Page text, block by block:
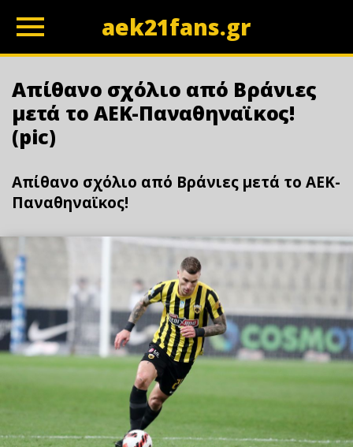
aek21fans.gr
Απίθανο σχόλιο από Βράνιες
μετά το ΑΕΚ-Παναθηναϊκος!
(pic)
Απίθανο σχόλιο από Βράνιες μετά το ΑΕΚ-
Παναθηναϊκος!